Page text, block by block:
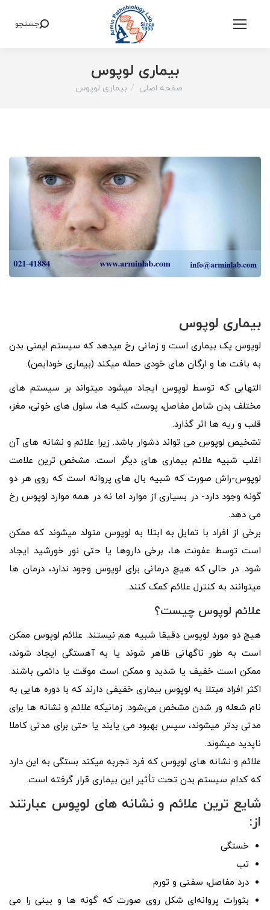
Search:
جستجو
بیماری لوپوس
You are here:
صفحه اصلی بیماری لوپوس
بیماری لوپوس
لوپوس یک بیماری است و زمانی رخ میدهد که سیستم ایمنی بدن
به بافت‌ ها و ارگان‌ های خودی حمله میکند (بیماری خود‌ایمن).
التهابی که توسط لوپوس ایجاد میشود میتواند بر سیستم‌ های
مختلف بدن شامل مفاصل، پوست، کلیه‌ ها، سلول‌ های خونی، مغز،
قلب و ریه‌ ها اثر گذارد.
تشخیص لوپوس می تواند دشوار باشد. زیرا علائم و نشانه های آن
اغلب شبیه علائم بیماری های دیگر است. مشخص‌ ترین علامت
لوپوس-راش صورت که شبیه بال های پروانه است که روی هر دو
گونه وجود دارد- در بسیاری از موارد اما نه در همه موارد لوپوس رخ
می دهد.
برخی از افراد با تمایل به ابتلا به لوپوس متولد میشوند که ممکن
است توسط عفونت‌ ها، برخی داروها یا حتی نور خورشید ایجاد
شود. در حالی که هیچ درمانی برای لوپوس وجود ندارد، درمان ها
میتوانند به کنترل علائم کمک کنند.
علائم لوپوس چیست؟
هیچ دو مورد لوپوس دقیقا شبیه هم نیستند. علائم لوپوس ممکن
است به طور ناگهانی ظاهر شوند یا به آهستگی ایجاد شوند،
ممکن است خفیف یا شدید و ممکن است موقت یا دائمی باشند.
اکثر افراد مبتلا به لوپوس بیماری خفیفی دارند که با دوره‌ هایی به
نام شعله‌ ور شدن مشخص می‌شود. زمانیکه علائم و نشانه‌ ها برای
مدتی بدتر میشوند، سپس بهبود می‌ یابند یا حتی برای مدتی کاملا
ناپدید میشوند.
علائم و نشانه های لوپوس که فرد تجربه میکند بستگی به این دارد
که کدام سیستم بدن تحت تأثیر این بیماری قرار گرفته‌ است.
شایع ترین علائم و نشانه های لوپوس عبارتند
از:
خستگی
تب
درد مفاصل، سفتی و تورم
بثورات پروانه‌ای شکل روی صورت که گونه‌ ها و بینی را می‌